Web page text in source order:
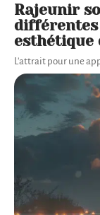
Rajeunir
esthétique
L'attrait pour une